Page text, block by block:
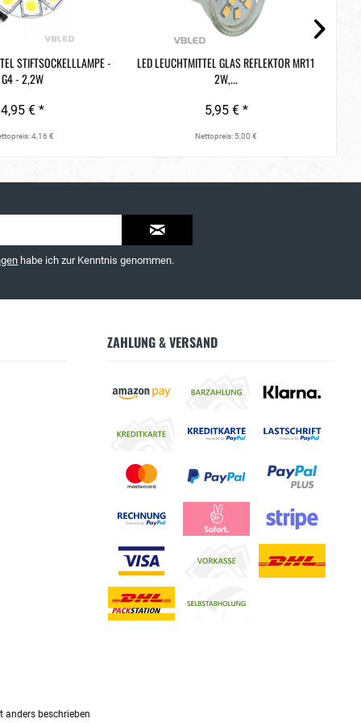
STIFTSOCKELLLAMPE -
G4 - 2,2W
4,95 € *
4,16 €
LED LEUCHTMITTEL GLAS REFLEKTOR MR11
2W,...
5,95 € *
Nettopreis: 5,00 €
habe ich zur Kenntnis genommen.
ZAHLUNG & VERSAND
beschrieben